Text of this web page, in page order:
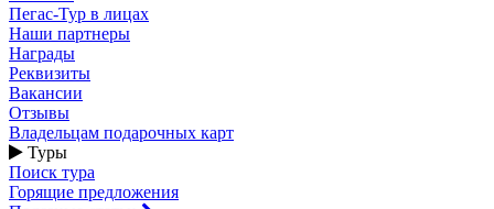
Пегас-Тур в лицах
Наши партнеры
Награды
Реквизиты
Вакансии
Отзывы
Владельцам подарочных карт
Туры
Поиск тура
Горящие предложения